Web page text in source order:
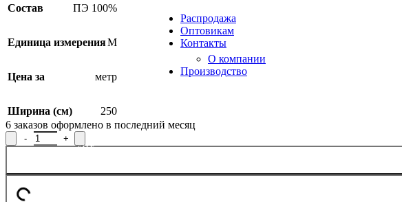
Распродажа
Оптовикам
Контакты
О компании
Производство
Состав ПЭ 100%
Единица измеренияМ
Цена за метр
Ширина (см)
250
6 заказов оформлено в последний месяц
Количество товара Полотно гардинное Р.Т198Н/250, рисунок Т198Н
SALE